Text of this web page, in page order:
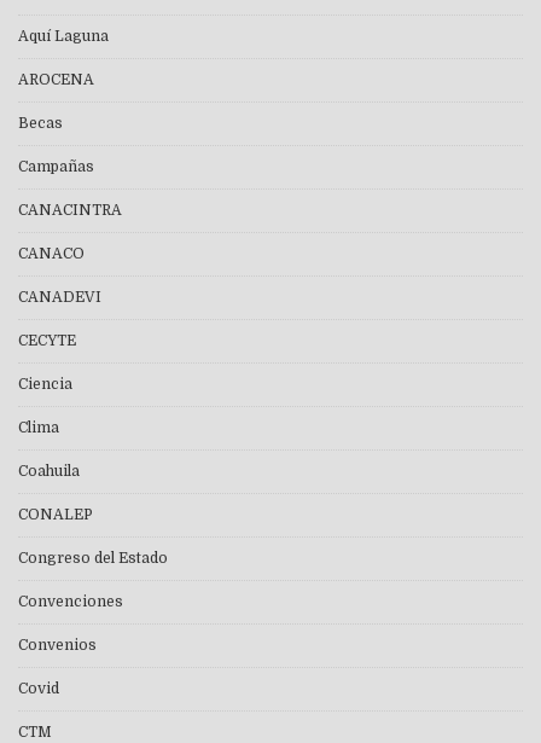
Aquí Laguna
AROCENA
Becas
Campañas
CANACINTRA
CANACO
CANADEVI
CECYTE
Ciencia
Clima
Coahuila
CONALEP
Congreso del Estado
Convenciones
Convenios
Covid
CTM